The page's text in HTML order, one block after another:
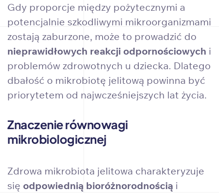
Gdy proporcje między pożytecznymi a
potencjalnie szkodliwymi mikroorganizmami
zostają zaburzone, może to prowadzić do
nieprawidłowych reakcji odpornościowych i
problemów zdrowotnych u dziecka. Dlatego
dbałość o mikrobiotę jelitową powinna być
priorytetem od najwcześniejszych lat życia.
Znaczenie równowagi
mikrobiologicznej
Zdrowa mikrobiota jelitowa charakteryzuje
się odpowiednią bioróżnorodnością i